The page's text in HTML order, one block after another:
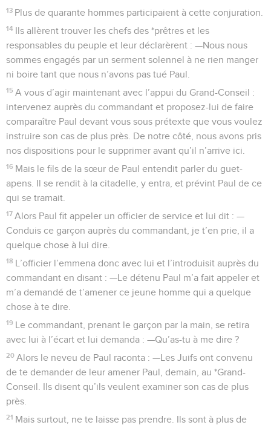
13 Plus de quarante hommes participaient à cette conjuration.
14 Ils allèrent trouver les chefs des *prêtres et les
responsables du peuple et leur déclarèrent : —Nous nous
sommes engagés par un serment solennel à ne rien manger
ni boire tant que nous n’avons pas tué Paul.
15 A vous d’agir maintenant avec l’appui du Grand-Conseil :
intervenez auprès du commandant et proposez-lui de faire
comparaître Paul devant vous sous prétexte que vous voulez
instruire son cas de plus près. De notre côté, nous avons pris
nos dispositions pour le supprimer avant qu’il n’arrive ici.
16 Mais le fils de la sœur de Paul entendit parler du guet-
apens. Il se rendit à la citadelle, y entra, et prévint Paul de ce
qui se tramait.
17 Alors Paul fit appeler un officier de service et lui dit : —
Conduis ce garçon auprès du commandant, je t’en prie, il a
quelque chose à lui dire.
18 L’officier l’emmena donc avec lui et l’introduisit auprès du
commandant en disant : —Le détenu Paul m’a fait appeler et
m’a demandé de t’amener ce jeune homme qui a quelque
chose à te dire.
19 Le commandant, prenant le garçon par la main, se retira
avec lui à l’écart et lui demanda : —Qu’as-tu à me dire ?
20 Alors le neveu de Paul raconta : —Les Juifs ont convenu
de te demander de leur amener Paul, demain, au *Grand-
Conseil. Ils disent qu’ils veulent examiner son cas de plus
près.
21 Mais surtout, ne te laisse pas prendre. Ils sont à plus de